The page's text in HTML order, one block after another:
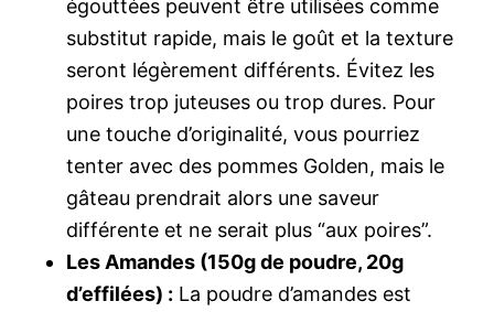
égouttées peuvent être utilisées comme
substitut rapide, mais le goût et la texture
seront légèrement différents. Évitez les
poires trop juteuses ou trop dures. Pour
une touche d’originalité, vous pourriez
tenter avec des pommes Golden, mais le
gâteau prendrait alors une saveur
différente et ne serait plus “aux poires”.
Les Amandes (150g de poudre, 20g
d’effilées) : La poudre d’amandes est